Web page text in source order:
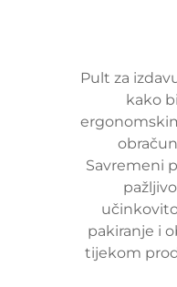
Pult za
kako
Savremeni
pakiranje i
tijekom